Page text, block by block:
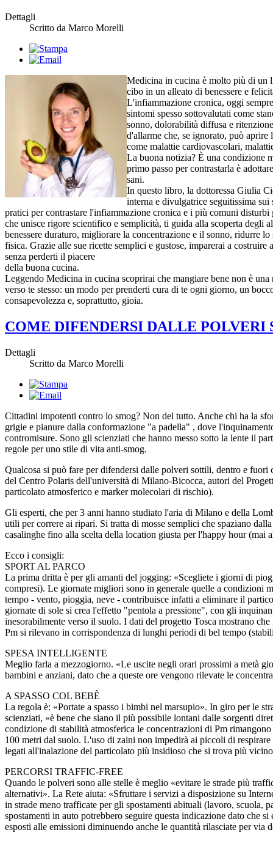
Dettagli
Scritto da Marco Morelli
Medicina in cucina è molto più di un
cibo in un alleato di benessere e
L'infiammazione cronica, oggi
sintomi spesso sottovalutati come
sonno, dolorabilità diffusa e
d'allarme che, se ignorato, può aprire
come malattie cardiovascolari,
La buona notizia? È una condizione
primo passo per contrastarla è
sani.
In questo libro, la dottoressa Giulia
interna e divulgatrice seguitissima
pratici per contrastare l'infiammazione cronica e i più comuni
che unisce rigore scientifico e semplicità, ti guida alla scoperta degli
benessere duraturo, migliorare la concentrazione e il sonno, ridurre lo
fisica. Grazie alle sue ricette semplici e gustose, imparerai a
senza perderti il piacere
della buona cucina.
Leggendo Medicina in cucina scoprirai che mangiare bene non è
verso te stesso: un modo per prenderti cura di te ogni giorno, un
consapevolezza e, soprattutto, gioia.
COME DIFENDERSI DALLE POLVERI
Dettagli
Scritto da Marco Morelli
Cittadini impotenti contro lo smog? Non del tutto. Anche chi ha la
grigie e pianure dalla conformazione "a padella" , dove
contromisure. Sono gli scienziati che hanno messo sotto la lente il
regole per uno stile di vita anti-smog.
Qualcosa si può fare per difendersi dalle polveri sottili, dentro e fuori
del Centro Polaris dell'università di Milano-Bicocca, autori del
particolato atmosferico e marker molecolari di rischio).
Gli esperti, che per 3 anni hanno studiato l'aria di Milano e della
utili per correre ai ripari. Si tratta di mosse semplici che spaziano
casalinghe fino alla scelta della location giusta per l'happy hour (mai
Ecco i consigli:
SPORT AL PARCO
La prima dritta è per gli amanti del jogging: «Scegliete i giorni di
compresi). Le giornate migliori sono in generale quelle a condizioni
tempo - vento, pioggia, neve - contribuisce infatti a eliminare il
giornate di sole si crea l'effetto "pentola a pressione", con gli
inesorabilmente verso il suolo. I dati del progetto Tosca mostrano
Pm si rilevano in corrispondenza di lunghi periodi di bel tempo
SPESA INTELLIGENTE
Meglio farla a mezzogiorno. «Le uscite negli orari prossimi a metà
bambini e anziani, dato che a queste ore vengono rilevate le
A SPASSO COL BEBÈ
La regola è: «Portate a spasso i bimbi nel marsupio». In giro per le
scienziati, «è bene che siano il più possibile lontani dalle sorgenti
condizione di stabilità atmosferica le concentrazioni di Pm
100 metri dal suolo. L'uso di zaini non impedirà ai piccoli di
legati all'inalazione del particolato più insidioso che si trova più
PERCORSI TRAFFIC-FREE
Quando le polveri sono alle stelle è meglio «evitare le strade più
alternativi». La Rete aiuta: «Sfruttare i servizi a disposizione su
in strade meno trafficate per gli spostamenti abituali (lavoro, scuola,
spostamenti in auto potrebbero seguire questa indicazione dato che
esposti alle emissioni diminuendo anche le quantità rilasciate per via